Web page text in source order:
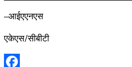
–आईएएनएस
एकेएस/सीबीटी